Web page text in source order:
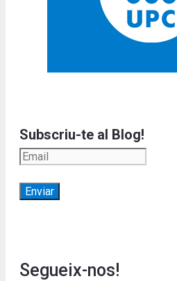
Subscriu-te al Blog!
Segueix-nos!